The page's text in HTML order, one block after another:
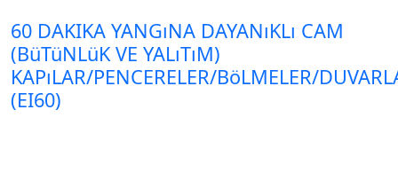
60 DAKIKA YANGıNA DAYANıKLı CAM
(BüTüNLüK VE YALıTıM)
KAPıLAR/PENCERELER/BöLMELER/
(EI60)